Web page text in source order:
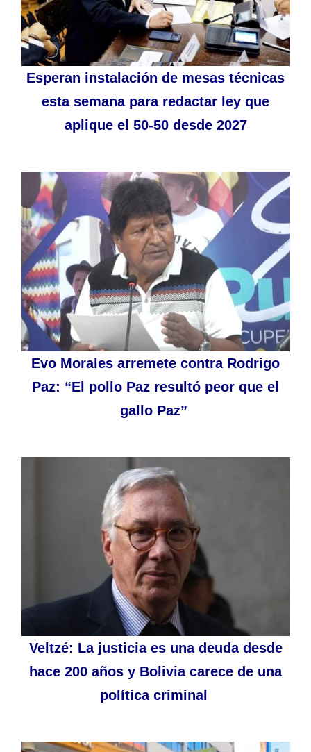
Esperan instalación de mesas técnicas
esta semana para redactar ley que
aplique el 50-50 desde 2027
Evo Morales arremete contra Rodrigo
Paz: “El pollo Paz resultó peor que el
gallo Paz”
Veltzé: La justicia es una deuda desde
hace 200 años y Bolivia carece de una
política criminal